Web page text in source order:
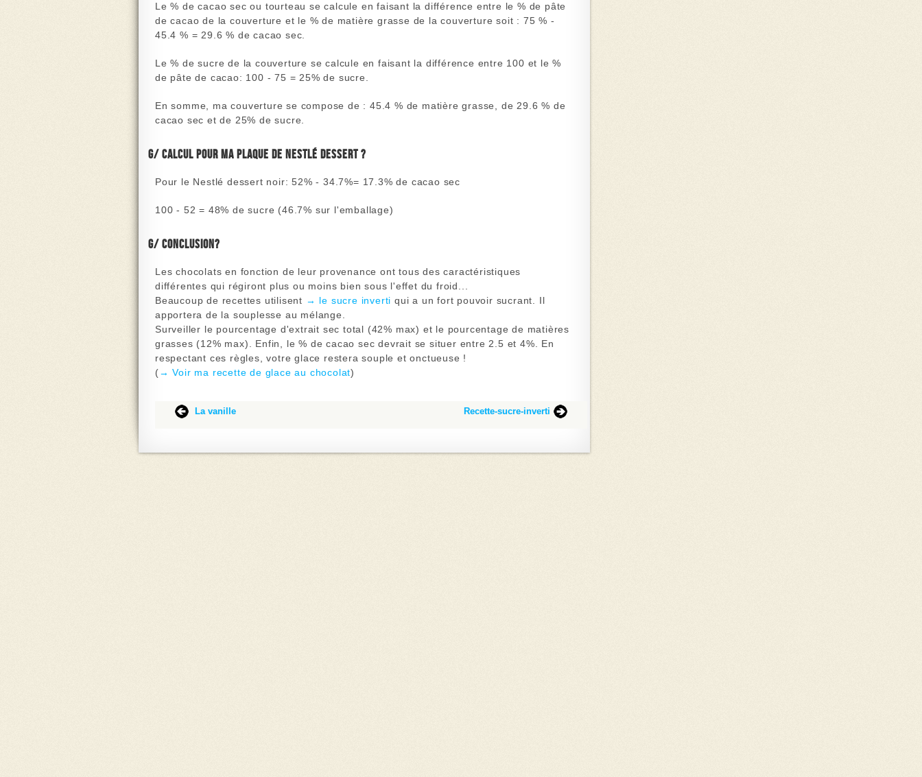
Le % de cacao sec ou tourteau se calcule en faisant la différence entre le % de pâte
de cacao de la couverture et le % de matière grasse de la couverture soit : 75 % -
45.4 % = 29.6 % de cacao sec.
Le % de sucre de la couverture se calcule en faisant la différence entre 100 et le %
de pâte de cacao: 100 - 75 = 25% de sucre.
En somme, ma couverture se compose de : 45.4 % de matière grasse, de 29.6 % de
cacao sec et de 25% de sucre.
g/ Calcul pour ma plaque de nestlé dessert ?
Pour le Nestlé dessert noir: 52% - 34.7%= 17.3% de cacao sec
100 - 52 = 48% de sucre (46.7% sur l'emballage)
g/ Conclusion?
Les chocolats en fonction de leur provenance ont tous des caractéristiques
différentes qui régiront plus ou moins bien sous l'effet du froid...
Beaucoup de recettes utilisent → le sucre invertiqui a un fort pouvoir sucrant
Il
apportera de la souplesse au mélange.
Surveiller le pourcentage d'extrait sec total (42% max) et le pourcentage de matières
grasses (12% max). Enfin, le % de cacao sec devrait se situer entre 2.5 et 4%. En
respectant ces règles, votre glace restera souple et onctueuse !
(→ Voir ma recette de glace au chocolat)
La vanille Recette-sucre-inverti